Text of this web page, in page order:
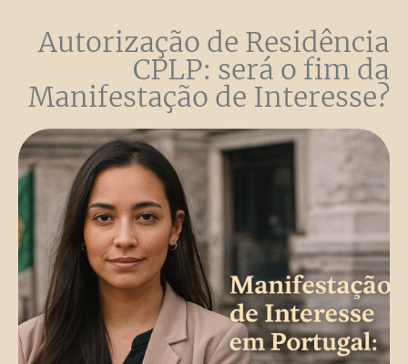
Autorização de Residência
CPLP: será o fim da
Manifestação de Interesse?